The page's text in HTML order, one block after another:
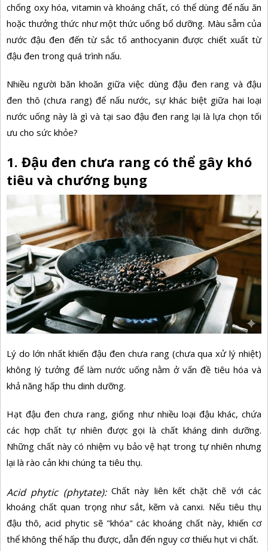
chống oxy hóa, vitamin và khoáng chất, có thể dùng để nấu ăn
hoặc thưởng thức như một thức uống bổ dưỡng. Màu sẫm của
nước đậu đen đến từ sắc tố anthocyanin được chiết xuất từ
đậu đen trong quá trình nấu.
Nhiều người băn khoăn giữa việc dùng đậu đen rang và đậu
đen thô (chưa rang) để nấu nước, sự khác biệt giữa hai loại
nước uống này là gì và tại sao đậu đen rang lại là lựa chọn tối
ưu cho sức khỏe?
1. Đậu đen chưa rang có thể gây khó
tiêu và chướng bụng
Lý do lớn nhất khiến đậu đen chưa rang (chưa qua xử lý nhiệt)
không lý tưởng để làm nước uống nằm ở vấn đề tiêu hóa và
khả năng hấp thu dinh dưỡng.
Hạt đậu đen chưa rang, giống như nhiều loại đậu khác, chứa
các hợp chất tự nhiên được gọi là chất kháng dinh dưỡng.
Những chất này có nhiệm vụ bảo vệ hạt trong tự nhiên nhưng
lại là rào cản khi chúng ta tiêu thụ.
Acid phytic (phytate): Chất này liên kết chặt chẽ với các
khoáng chất quan trọng như sắt, kẽm và canxi. Nếu tiêu thụ
đậu thô, acid phytic sẽ "khóa" các khoáng chất này, khiến cơ
thể không thể hấp thu được, dẫn đến nguy cơ thiếu hụt vi chất.